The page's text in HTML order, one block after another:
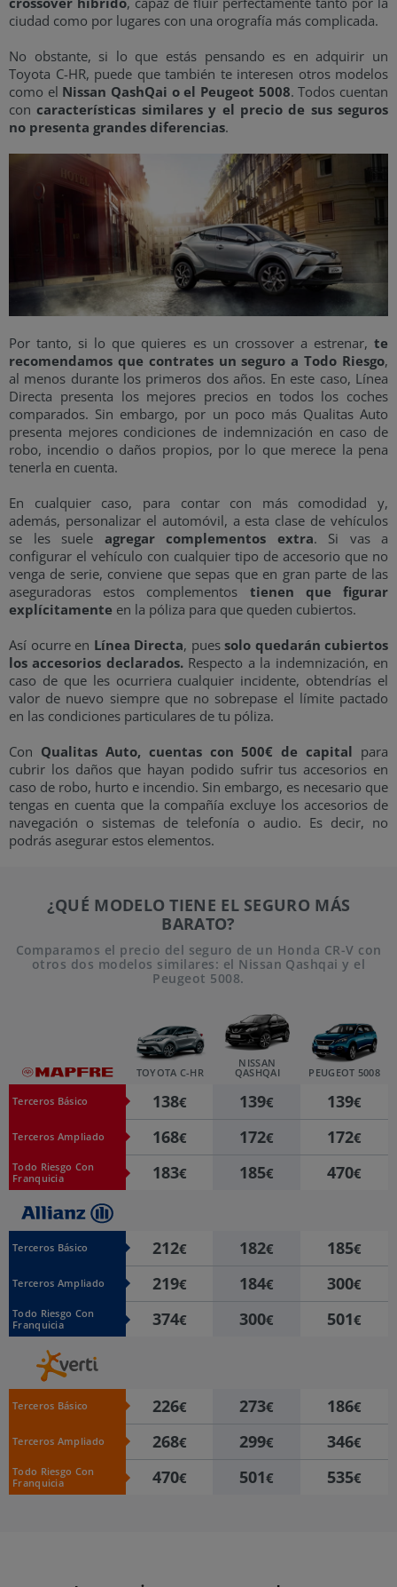
ciudad como por lugares con una orografía más complicada.
No obstante, si lo que estás pensando es en adquirir un
Toyota C-HR, puede que también te interesen otros modelos
como el Nissan QashQai o el Peugeot 5008. Todos cuentan
concaracterísticas similares y el precio de sus seguros
no presenta grandes diferencias.
Por tanto, si lo que quieres es un crossover a estrenar, te
recomendamos que contrates un seguro a Todo Riesgo,
al menos durante los primeros dos años. En este caso, Línea
Directa presenta los mejores precios en todos los coches
comparados. Sin embargo, por un poco más Qualitas Auto
presenta mejores condiciones de indemnización en caso de
robo, incendio o daños propios, por lo que merece la pena
tenerla en cuenta.
En cualquier caso, para contar con más comodidad y,
además, personalizar el automóvil, a esta clase de vehículos
se les suele agregar complementos extra. Si vas a
configurar el vehículo con cualquier tipo de accesorio que no
venga de serie, conviene que sepas que en gran parte de las
aseguradoras estos complementos tienen que figurar
explícitamente en la póliza para que queden cubiertos.
Así ocurre en Línea Directa, pues solo quedarán cubiertos
los accesorios declarados. Respecto a la indemnización, en
caso de que les ocurriera cualquier incidente, obtendrías el
valor de nuevo siempre que no sobrepase el límite pactado
en las condiciones particulares de tu póliza.
Con Qualitas Auto, cuentas con 500€ de capital para
cubrir los daños que hayan podido sufrir tus accesorios en
caso de robo, hurto e incendio. Sin embargo, es necesario que
tengas en cuenta que la compañía excluye los accesorios de
navegación o sistemas de telefonía o audio. Es decir, no
podrás asegurar estos elementos.
¿QUÉ MODELO TIENE EL SEGURO MÁS
BARATO?
Comparamos el precio del seguro de un Honda CR-V con
otros dos modelos similares: el Nissan Qashqai y el
Peugeot 5008.
TOYOTA C-HR
NISSAN
QASHQAI PEUGEOT 5008
Terceros Básico 138€ 139€ 139€
Terceros Ampliado 168€ 172€ 172€
Todo Riesgo Con
Franquicia
183€ 185€ 470€
Terceros Básico 212€ 182€ 185€
Terceros Ampliado 219€ 184€ 300€
Todo Riesgo Con
Franquicia
374€ 300€ 501€
Terceros Básico 226€ 273€ 186€
Terceros Ampliado 268€ 299€ 346€
Todo Riesgo Con
Franquicia
470€ 501€ 535€